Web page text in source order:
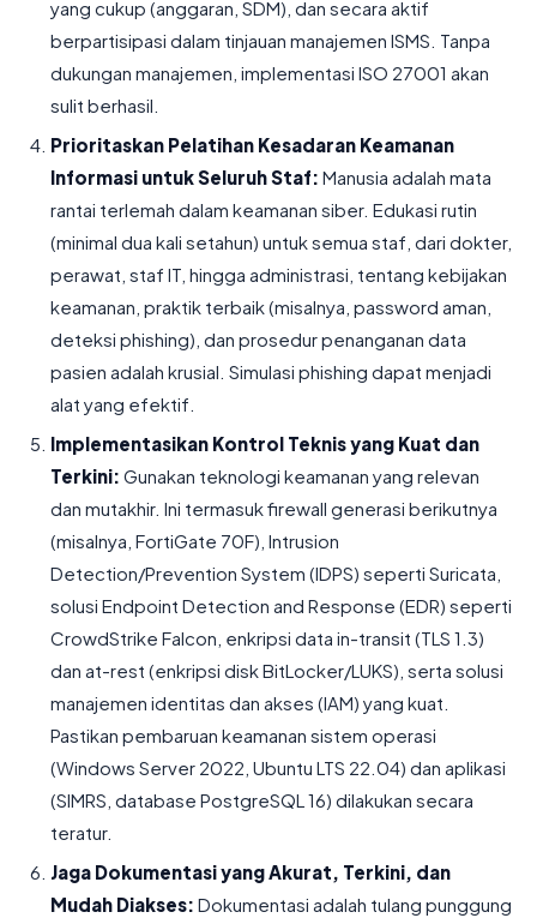
yang cukup (anggaran, SDM), dan secara aktif
berpartisipasi dalam tinjauan manajemen ISMS. Tanpa
dukungan manajemen, implementasi ISO 27001 akan
sulit berhasil.
Prioritaskan Pelatihan Kesadaran Keamanan
Informasi untuk Seluruh Staf: Manusia adalah mata
rantai terlemah dalam keamanan siber. Edukasi rutin
(minimal dua kali setahun) untuk semua staf, dari dokter,
perawat, staf IT, hingga administrasi, tentang kebijakan
keamanan, praktik terbaik (misalnya, password aman,
deteksi phishing), dan prosedur penanganan data
pasien adalah krusial. Simulasi phishing dapat menjadi
alat yang efektif.
Implementasikan Kontrol Teknis yang Kuat dan
Terkini: Gunakan teknologi keamanan yang relevan
dan mutakhir. Ini termasuk firewall generasi berikutnya
(misalnya, FortiGate 70F), Intrusion
Detection/Prevention System (IDPS) seperti Suricata,
solusi Endpoint Detection and Response (EDR) seperti
CrowdStrike Falcon, enkripsi data in-transit (TLS 1.3)
dan at-rest (enkripsi disk BitLocker/LUKS), serta solusi
manajemen identitas dan akses (IAM) yang kuat.
Pastikan pembaruan keamanan sistem operasi
(Windows Server 2022, Ubuntu LTS 22.04) dan aplikasi
(SIMRS, database PostgreSQL 16) dilakukan secara
teratur.
Jaga Dokumentasi yang Akurat, Terkini, dan
Mudah Diakses: Dokumentasi adalah tulang punggung